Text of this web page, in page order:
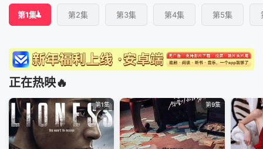
第1集 第2集 第3集 第4集 第5集
正在热映🔥
第1集 第9集